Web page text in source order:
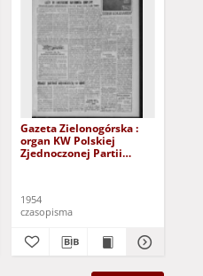
Gazeta Zielonogórska :
organ KW Polskiej
Zjednoczonej Partii
1954
czasopisma